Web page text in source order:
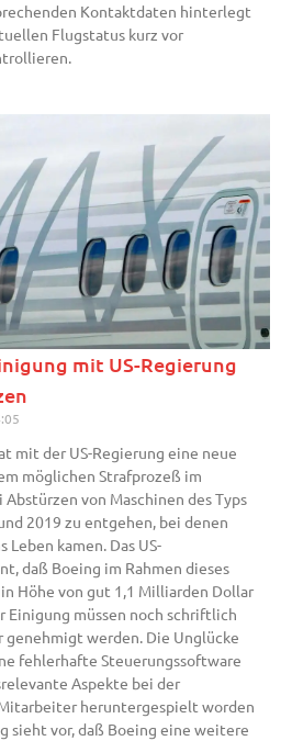
Kontaktdaten hinterlegt
Flugstatus kurz vor
mit US-Regierung
mit der US-Regierung eine neue
möglichen Strafprozeß im
von Maschinen des Typs
2019 zu entgehen, bei denen
Leben kamen. Das US-
daß Boeing im Rahmen dieses
Höhe von gut 1,1 Milliarden Dollar
Einigung müssen noch schriftlich
werden. Die Unglücke
fehlerhafte Steuerungssoftware
Aspekte bei der
heruntergespielt worden
sieht vor, daß Boeing eine weitere